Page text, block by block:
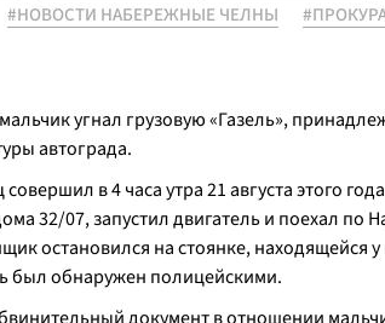
#НОВОСТИ НАБЕРЕЖНЫЕ ЧЕЛНЫ
угнал грузовую «Газель»,
автограда.
в 4 часа утра 21 августа этого
32/07, запустил двигатель и поехал по
остановился на стоянке, находящейся у
был обнаружен полицейскими.